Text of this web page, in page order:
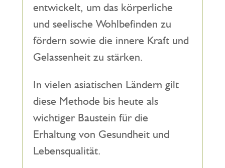
entwickelt, um das körperliche
und seelische Wohlbefinden zu
fördern sowie die innere Kraft und
Gelassenheit zu stärken.
In vielen asiatischen Ländern gilt
diese Methode bis heute als
wichtiger Baustein für die
Erhaltung von Gesundheit und
Lebensqualität.